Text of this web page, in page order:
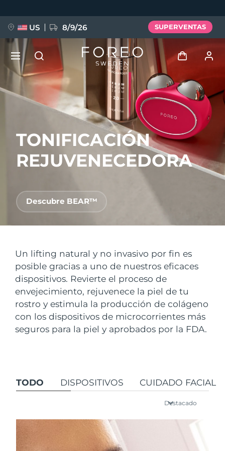
TONIFICACIÓN
REJUVENECEDORA
Descubre BEAR™
Un lifting natural y no invasivo por fin es
posible gracias a uno de nuestros eficaces
dispositivos. Revierte el proceso de
envejecimiento, rejuvenece la piel de tu
rostro y estimula la producción de colágeno
con los dispositivos de microcorrientes más
seguros para la piel y aprobados por la FDA.
TODO DISPOSITIVOS CUIDADO FACIAL
Destacado
US 8/9/26 SUPERVENTAS
Iniciar sesión
Perfil de usuario
Mis dispositivos
Mis pedidos
NUEVO
FAQ™ Pure Beauty-Tech Elixir
BREAKING NEWS
issa™ Teeth Whitening Set
FAQ™ Dual LED Panel
POPULAR
Terapia de luz roja
Idioma
English Deutsch
Español
Français
Italiano
Português
Türkçe
简体中文
País de envío
Estados Unidos Entrega prevista8/9/26
Reino Unido Entrega prevista
España Entrega prevista8/8/26
Australia Entrega prevista 8/11/26
Entrega prevista 8/12/26
Australia 8/11/26